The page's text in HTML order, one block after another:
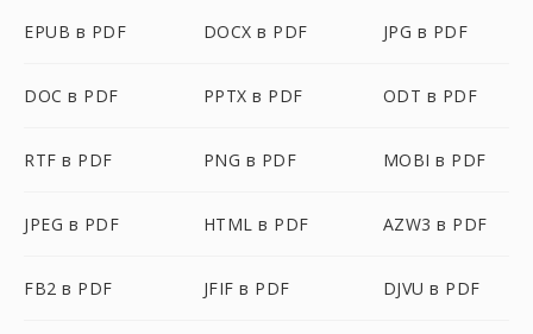
EPUB в PDF DOCX в PDF JPG в PDF
DOC в PDF PPTX в PDF ODT в PDF
RTF в PDF PNG в PDF MOBI в PDF
JPEG в PDF HTML в PDF AZW3 в PDF
FB2 в PDF JFIF в PDF DJVU в PDF